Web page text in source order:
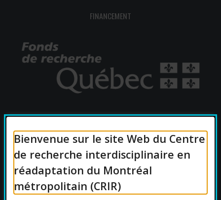
Bienvenue sur le site Web du Centre
de recherche interdisciplinaire en
réadaptation du Montréal
métropolitain (CRIR)
FINANCEMENT
AFFILIATIONS UNIVERSITAIRES